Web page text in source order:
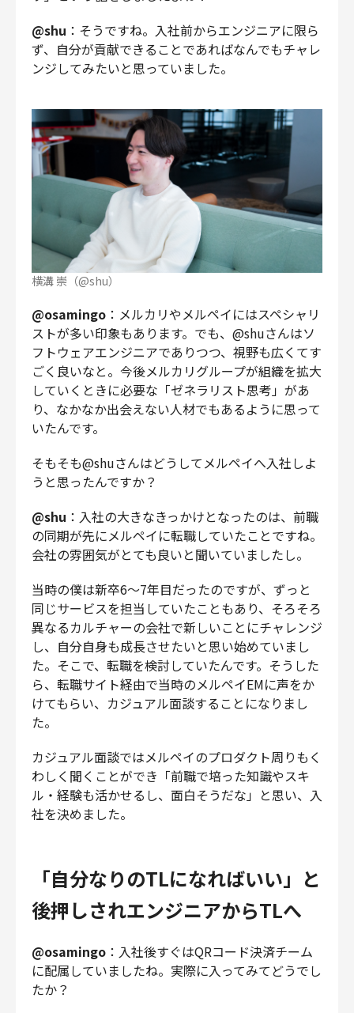
@shu ：そうですね。入社前からエンジニアに限ら
ず、自分が貢献できることであればなんでもチャレ
ンジしてみたいと思っていました。
横溝 崇（@shu）
@osamingo ：メルカリやメルペイにはスペシャリ
ストが多い印象もあります。でも、@shuさんはソ
フトウェアエンジニアでありつつ、視野も広くてす
ごく良いなと。今後メルカリグループが組織を拡大
していくときに必要な「ゼネラリスト思考」があ
り、なかなか出会えない人材でもあるように思って
いたんです。
そもそも@shuさんはどうしてメルペイへ入社しよ
うと思ったんですか？
@shu ：入社の大きなきっかけとなったのは、前職
の同期が先にメルペイに転職していたことですね。
会社の雰囲気がとても良いと聞いていましたし。
当時の僕は新卒6〜7年目だったのですが、ずっと
同じサービスを担当していたこともあり、そろそろ
異なるカルチャーの会社で新しいことにチャレンジ
し、自分自身も成長させたいと思い始めていまし
た。そこで、転職を検討していたんです。そうした
ら、転職サイト経由で当時のメルペイEMに声をか
けてもらい、カジュアル面談することになりまし
た。
カジュアル面談ではメルペイのプロダクト周りもく
わしく聞くことができ「前職で培った知識やスキ
ル・経験も活かせるし、面白そうだな」と思い、入
社を決めました。
「自分なりのTLになればいい」と
後押しされエンジニアからTLへ
@osamingo ：入社後すぐはQRコード決済チーム
に配属していましたね。実際に入ってみてどうでし
たか？